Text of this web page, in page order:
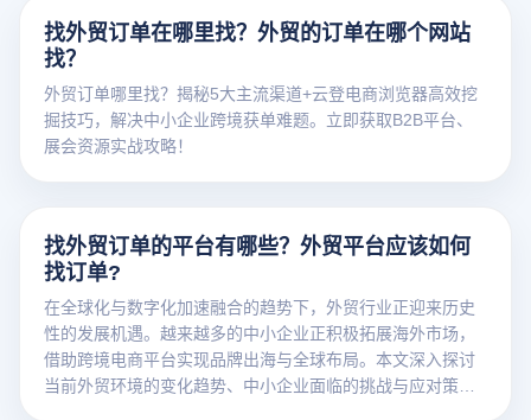
找外贸订单在哪里找？外贸的订单在哪个网站
找？
外贸订单哪里找？揭秘5大主流渠道+云登电商浏览器高效挖
掘技巧，解决中小企业跨境获单难题。立即获取B2B平台、
展会资源实战攻略！
找外贸订单的平台有哪些？外贸平台应该如何
找订单?
在全球化与数字化加速融合的趋势下，外贸行业正迎来历史
性的发展机遇。越来越多的中小企业正积极拓展海外市场，
借助跨境电商平台实现品牌出海与全球布局。本文深入探讨
当前外贸环境的变化趋势、中小企业面临的挑战与应对策